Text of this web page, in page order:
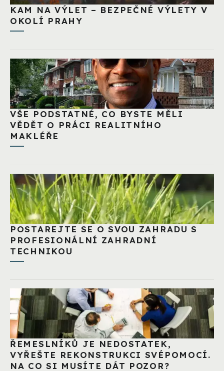
KAM NA VÝLET – BEZPEČNÉ VÝLETY V
OKOLÍ PRAHY
VŠE PODSTATNÉ, CO BYSTE MĚLI
VĚDĚT O PRÁCI REALITNÍHO
MAKLÉŘE
POSTAREJTE SE O SVOU ZAHRADU S
PROFESIONÁLNÍ ZAHRADNÍ
TECHNIKOU
ŘEMESLNÍKŮ JE NEDOSTATEK,
VYŘEŠTE REKONSTRUKCI SVÉPOMOCÍ.
NA CO SI MUSÍTE DÁT POZOR?